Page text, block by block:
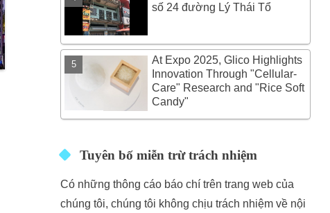
số 24 đường Lý Thái Tổ
At Expo 2025, Glico Highlights
Innovation Through "Cellular-
Care" Research and "Rice Soft
Candy"
Tuyên bố miễn trừ trách nhiệm
Có những thông cáo báo chí trên trang web của
chúng tôi, chúng tôi không chịu trách nhiệm về nội